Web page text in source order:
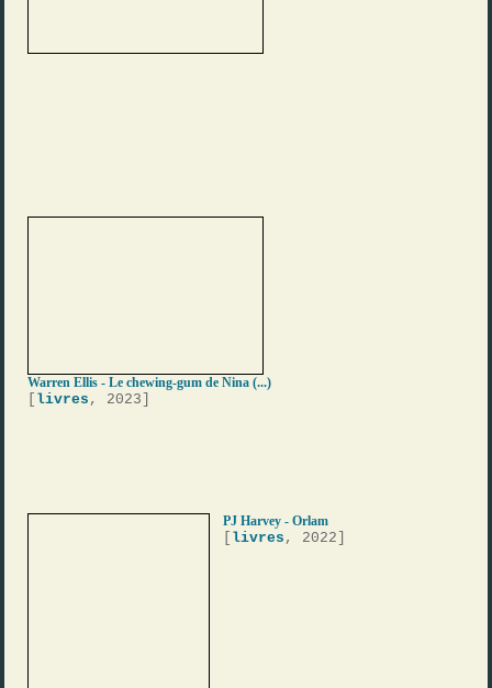
Warren Ellis - Le chewing-gum de Nina (...)
livres , 2023]
PJ Harvey - Orlam
livres , 2022]